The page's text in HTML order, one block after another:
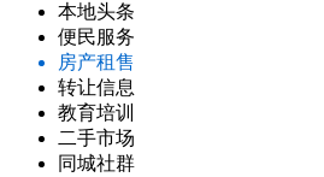
本地头条
便民服务
房产租售
转让信息
教育培训
二手市场
同城社群